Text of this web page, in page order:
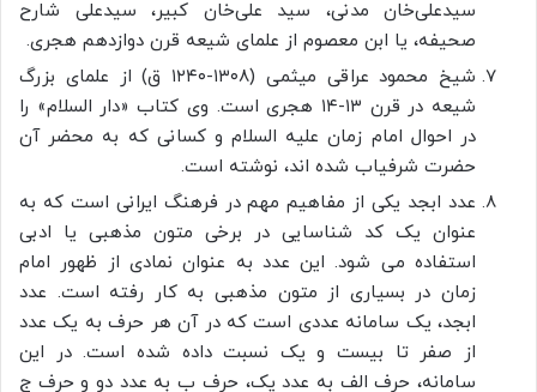
سیدعلی‌خان مدنی، سید علی‌خان کبیر، سیدعلی شارح
صحیفه، یا ابن معصوم از علمای شیعه قرن دوازدهم هجری.
شیخ محمود عراقی میثمی (۱۳۰۸-۱۲۴۰ ق) از علمای بزرگ
شیعه در قرن ۱۳-۱۴ هجری است. وی کتاب «دار السلام» را
در احوال امام زمان علیه السلام و کسانی که به محضر آن
حضرت شرفیاب شده اند، نوشته است.
عدد ابجد یکی از مفاهیم مهم در فرهنگ ایرانی است که به
عنوان یک کد شناسایی در برخی متون مذهبی یا ادبی
استفاده می شود. این عدد به عنوان نمادی از ظهور امام
زمان در بسیاری از متون مذهبی به کار رفته است. عدد
ابجد، یک سامانه عددی است که در آن هر حرف به یک عدد
از صفر تا بیست و یک نسبت داده شده است. در این
سامانه، حرف الف به عدد یک، حرف ب به عدد دو و حرف ج